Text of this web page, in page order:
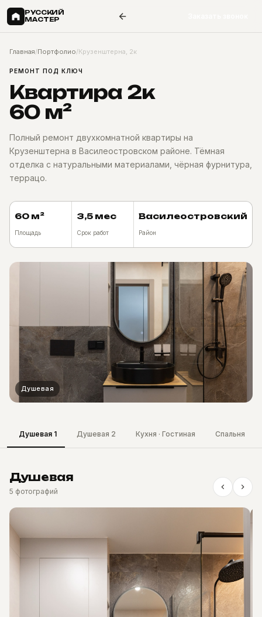
РУССКИЙ
МАСТЕР
Главная/Портфолио/Крузенштерна, 2к
РЕМОНТ ПОД КЛЮЧ
Квартира 2к
60 м²
Полный ремонт двухкомнатной квартиры на
Крузенштерна в Василеостровском районе. Тёмная
отделка с натуральными материалами, чёрная фурнитура,
террацо.
60 м²
Площадь
3,5 мес
Срок работ
Василеостровский
Район
Душевая
Душевая 1 Душевая 2 Кухня · Гостиная Спальня
Душевая
5 фотографий